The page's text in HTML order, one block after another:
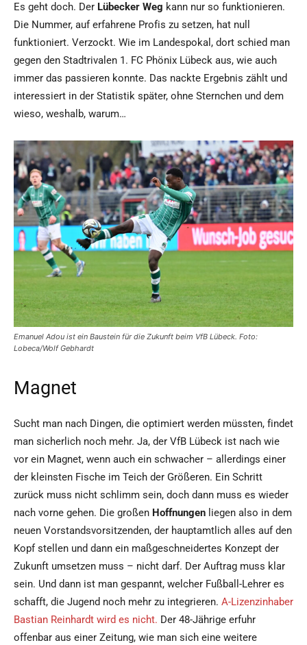
Es geht doch. Der Lübecker Weg kann nur so funktionieren.
Die Nummer, auf erfahrene Profis zu setzen, hat null
funktioniert. Verzockt. Wie im Landespokal, dort schied man
gegen den Stadtrivalen 1. FC Phönix Lübeck aus, wie auch
immer das passieren konnte. Das nackte Ergebnis zählt und
interessiert in der Statistik später, ohne Sternchen und dem
wieso, weshalb, warum…
Emanuel Adou ist ein Baustein für die Zukunft beim VfB Lübeck. Foto:
Lobeca/Wolf Gebhardt
Magnet
Sucht man nach Dingen, die optimiert werden müssten, findet
man sicherlich noch mehr. Ja, der VfB Lübeck ist nach wie
vor ein Magnet, wenn auch ein schwacher – allerdings einer
der kleinsten Fische im Teich der Größeren. Ein Schritt
zurück muss nicht schlimm sein, doch dann muss es wieder
nach vorne gehen. Die großen Hoffnungen liegen also in dem
neuen Vorstandsvorsitzenden, der hauptamtlich alles auf den
Kopf stellen und dann ein maßgeschneidertes Konzept der
Zukunft umsetzen muss – nicht darf. Der Auftrag muss klar
sein. Und dann ist man gespannt, welcher Fußball-Lehrer es
schafft, die Jugend noch mehr zu integrieren. A-Lizenzinhaber
Bastian Reinhardt wird es nicht. Der 48-Jährige erfuhr
offenbar aus einer Zeitung, wie man sich eine weitere